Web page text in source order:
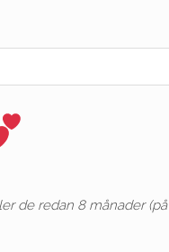
de redan 8 månader (på